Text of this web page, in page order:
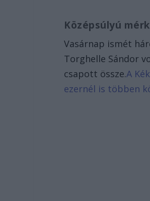
Középsúlyú
Vasárnap ismét
Torghelle Sándor
csapott össze.A
ezernél is többen